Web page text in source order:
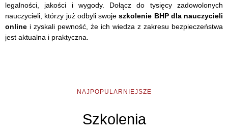
legalności, jakości i wygody. Dołącz do tysięcy zadowolonych
nauczycieli, którzy już odbyli swojeszkolenie BHP dla nauczycieli
online i zyskali pewność, że ich wiedza z zakresu bezpieczeństwa
jest aktualna i praktyczna.
NAJPOPULARNIEJSZE
Szkolenia